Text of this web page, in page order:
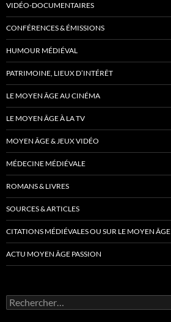
VIDÉO-DOCUMENTAIRES
CONFÉRENCES & ÉMISSIONS
HUMOUR MÉDIÉVAL
PATRIMOINE, LIEUX D’INTÉRÊT
LE MOYEN ÂGE AU CINÉMA
LE MOYEN ÂGE À LA TV
MOYEN ÂGE & JEUX VIDÉO
MÉDECINE MÉDIÉVALE
ROMANS & LIVRES
SOURCES & ARTICLES
CITATIONS MÉDIÉVALES OU SUR LE MOYEN ÂGE
ACTU MOYEN ÂGE PASSION
Rechercher :